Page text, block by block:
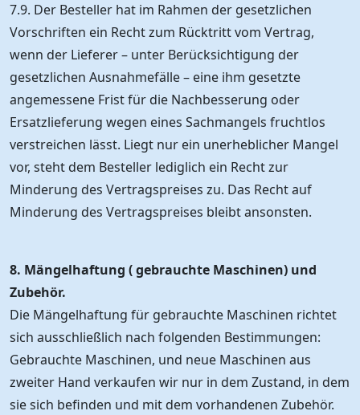
7.9. Der Besteller hat im Rahmen der gesetzlichen
Vorschriften ein Recht zum Rücktritt vom Vertrag,
wenn der Lieferer – unter Berücksichtigung der
gesetzlichen Ausnahmefälle – eine ihm gesetzte
angemessene Frist für die Nachbesserung oder
Ersatzlieferung wegen eines Sachmangels fruchtlos
verstreichen lässt. Liegt nur ein unerheblicher Mangel
vor, steht dem Besteller lediglich ein Recht zur
Minderung des Vertragspreises zu. Das Recht auf
Minderung des Vertragspreises bleibt ansonsten.
8. Mängelhaftung ( gebrauchte Maschinen) und
Zubehör.
Die Mängelhaftung für gebrauchte Maschinen richtet
sich ausschließlich nach folgenden Bestimmungen:
Gebrauchte Maschinen, und neue Maschinen aus
zweiter Hand verkaufen wir nur in dem Zustand, in dem
sie sich befinden und mit dem vorhandenen Zubehör.